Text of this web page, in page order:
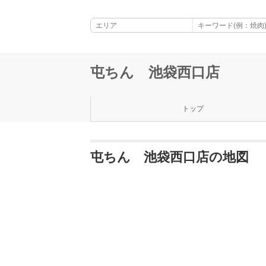
屯ちん 池袋西口店
トップ
屯ちん 池袋西口店の地図